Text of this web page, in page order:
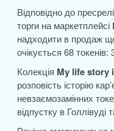
Відповідно до
торги на маркетплейсі
надходити в продаж
очікується 68 токенів:
Колекція My life story
розповість історію
невзаємозамінних
відпустку в